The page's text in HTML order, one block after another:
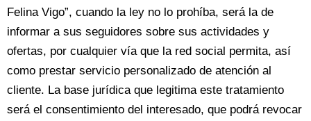
Felina Vigo”, cuando la ley no lo prohíba, será la de
informar a sus seguidores sobre sus actividades y
ofertas, por cualquier vía que la red social permita, así
como prestar servicio personalizado de atención al
cliente. La base jurídica que legitima este tratamiento
será el consentimiento del interesado, que podrá revocar